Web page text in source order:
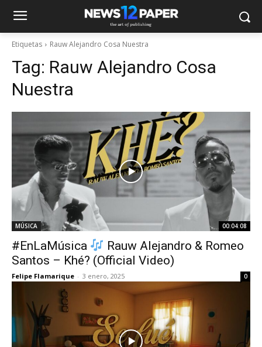
Etiquetas Rauw Alejandro Cosa Nuestra
Tag: Rauw Alejandro Cosa
Nuestra
MÚSICA 00:04:08
#EnLaMúsica
Rauw Alejandro & Romeo
Santos – Khé? (Official Video)
Felipe Flamarique - 3 enero, 2025 0